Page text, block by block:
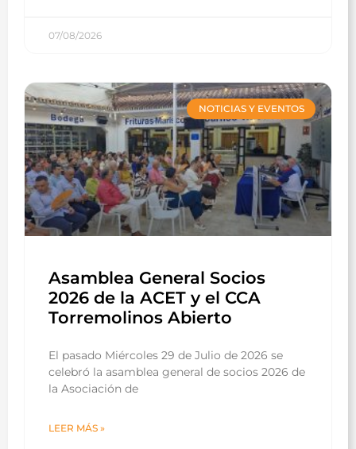
07/08/2026
NOTICIAS Y EVENTOS
Asamblea General Socios
2026 de la ACET y el CCA
Torremolinos Abierto
El pasado Miércoles 29 de Julio de 2026 se
celebró la asamblea general de socios 2026 de
la Asociación de
LEER MÁS »